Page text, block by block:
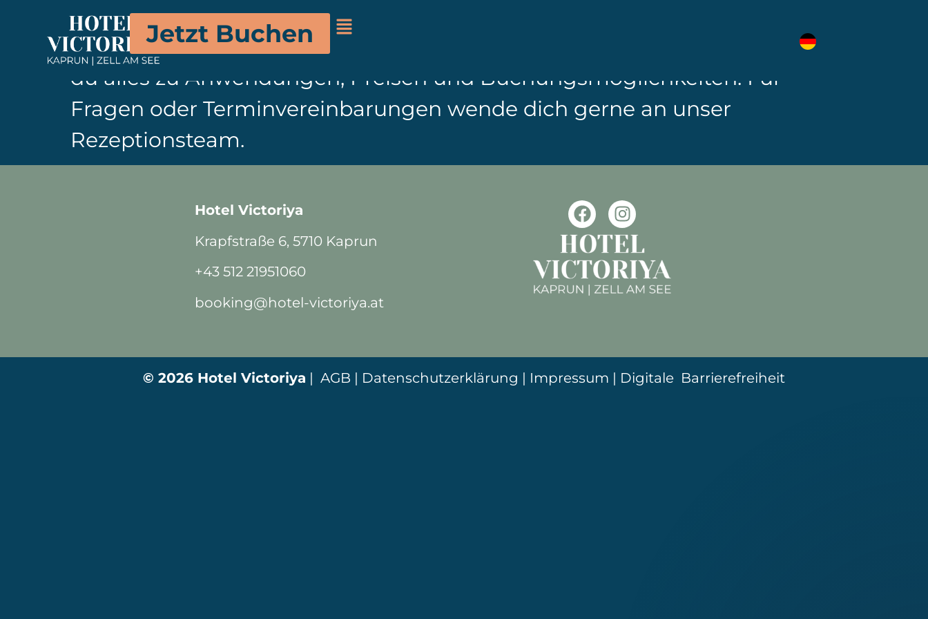
Jetzt Buchen
Lust auf eine entspannende Auszeit? Unsere Wohlfühlangebote und
Massagen findest du in der Infomappe auf deinem Zimmer. Dort erfährst
du alles zu Anwendungen, Preisen und Buchungsmöglichkeiten. Für
Fragen oder Terminvereinbarungen wende dich gerne an unser
Rezeptionsteam.
Hotel Victoriya
Krapfstraße 6, 5710 Kaprun
+43 512 21951060
booking@hotel-victoriya.at
© 2026 Hotel Victoriya | AGB | Datenschutzerklärung | Impressum | Digitale Barrierefreiheit